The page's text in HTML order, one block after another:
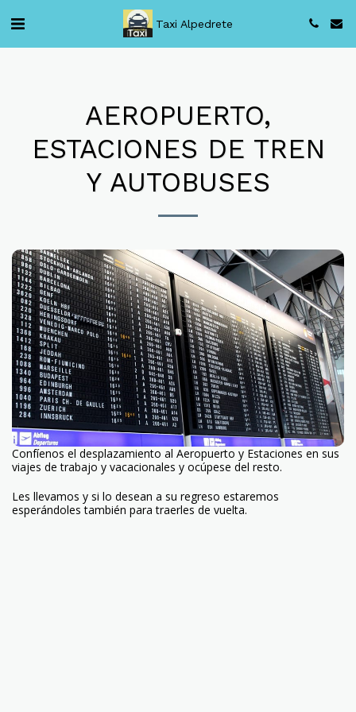
Taxi Alpedrete
AEROPUERTO,
ESTACIONES DE TREN
Y AUTOBUSES
Confíenos el desplazamiento al Aeropuerto y Estaciones en sus
viajes de trabajo y vacacionales y ocúpese del resto.
Les llevamos y si lo desean a su regreso estaremos
esperándoles también para traerles de vuelta.